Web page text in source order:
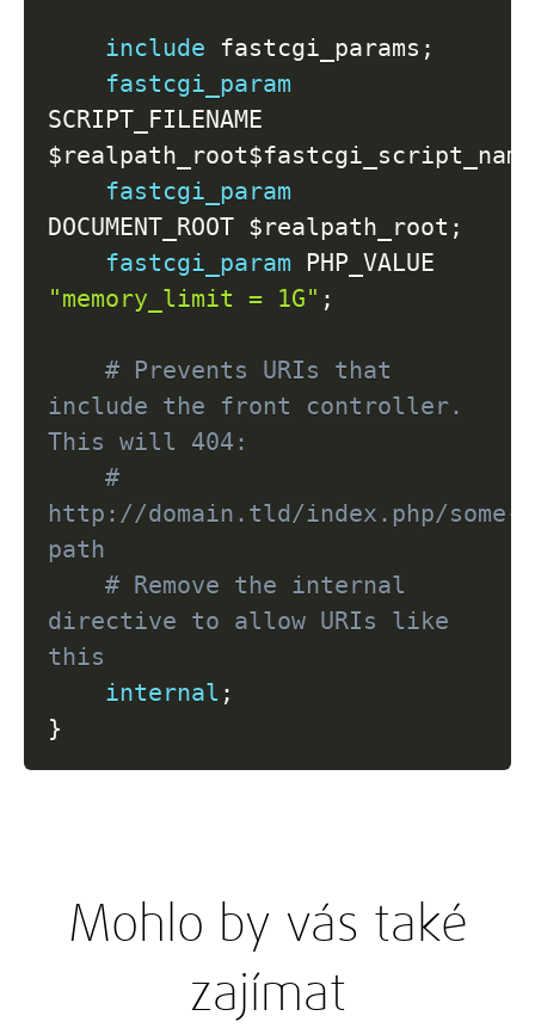
include fastcgi_params ;
fastcgi_param
$realpath_root$fastcgi_script_name
fastcgi_param
DOCUMENT_ROOT $realpath_root ;
fastcgi_param
"memory_limit = 1G" ;
# Prevents URIs that
include the front controller.
This will 404:
#
http://domain.tld/index.php/some-
path
# Remove the internal
directive to allow URIs like
this
internal ;
}
Mohlo by vás také
zajímat